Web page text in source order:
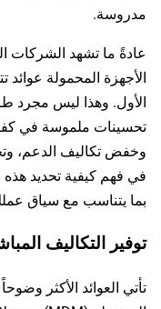
مدروسة.
عادةً ما تشهد الشركات
الأجهزة المحمولة عوائد
الأول. وهذا ليس مجرد
تحسينات ملموسة في
وخفض تكاليف الدعم،
في فهم كيفية تحديد هذه
بما يتناسب مع سياق
توفير التكاليف
تأتي العوائد الأكثر